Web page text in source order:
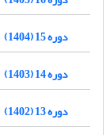
دوره 15 (1404)
دوره 14 (1403)
دوره 13 (1402)